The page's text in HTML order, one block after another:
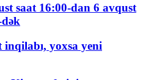
saat 16:00-dan 6 avqust
yoxsa yeni